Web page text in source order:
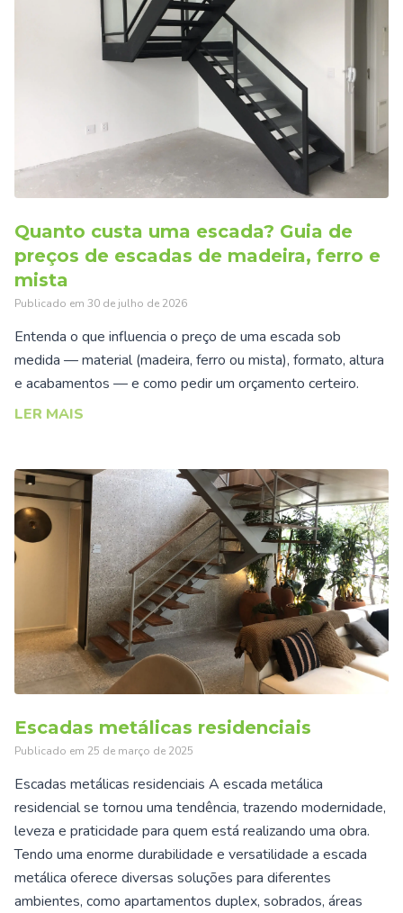
Quanto custa uma escada? Guia de
preços de escadas de madeira, ferro e
mista
Publicado em 30 de julho de 2026
Entenda o que influencia o preço de uma escada sob
medida — material (madeira, ferro ou mista), formato, altura
e acabamentos — e como pedir um orçamento certeiro.
LER MAIS
Escadas metálicas residenciais
Publicado em 25 de março de 2025
Escadas metálicas residenciais A escada metálica
residencial se tornou uma tendência, trazendo modernidade,
leveza e praticidade para quem está realizando uma obra.
Tendo uma enorme durabilidade e versatilidade a escada
metálica oferece diversas soluções para diferentes
ambientes, como apartamentos duplex, sobrados, áreas